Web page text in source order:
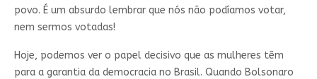
povo. É um absurdo lembrar que nós não podíamos votar,
nem sermos votadas!
Hoje, podemos ver o papel decisivo que as mulheres têm
para a garantia da democracia no Brasil. Quando Bolsonaro